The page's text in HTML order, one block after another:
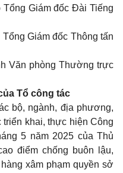
Giám đốc Đài Tiếng
Giám đốc Thông tấn
Văn phòng Thường trực
Tổ công tác
bộ, ngành, địa phương,
khai, thực hiện Công
5 năm 2025 của Thủ
điểm chống buôn lậu,
xâm phạm quyền sở